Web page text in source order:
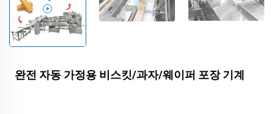
완전 자동 가정용 비스킷/과자/웨이퍼 포장 기계